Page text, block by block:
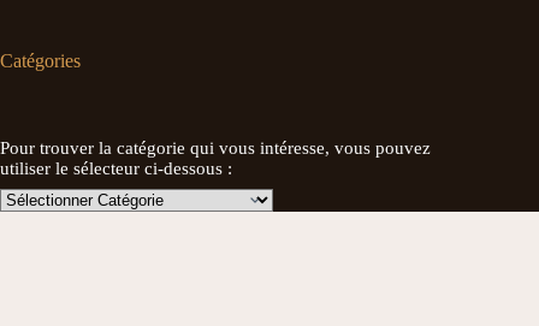
Catégories
Pour trouver la catégorie qui vous intéresse, vous pouvez
utiliser le sélecteur ci-dessous :